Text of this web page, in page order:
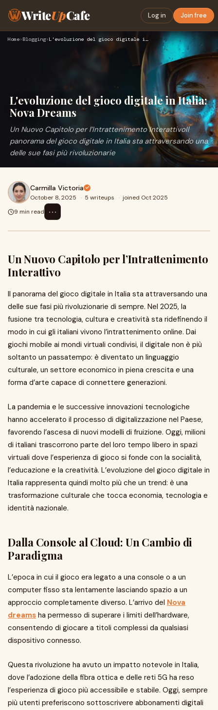
WriteUpCafe Log in Join free
Home› Blogging› L'evoluzione del gioco digitale in Italia: Nova Dreams
L'evoluzione del gioco digitale in Italia:
Nova Dreams
Un Nuovo Capitolo per l’Intrattenimento InterattivoIl
panorama del gioco digitale in Italia sta attraversando una
delle sue fasi più rivoluzionarie
Carmilla Victoria
October 8, 2025 · 5 writeups · joined Oct 2025
9 min read
⋯
Un Nuovo Capitolo per l’Intrattenimento
Interattivo
Il panorama del gioco digitale in Italia sta attraversando una
delle sue fasi più rivoluzionarie di sempre. Nel 2025, la
fusione tra tecnologia, cultura e creatività sta ridefinendo il
modo in cui gli italiani vivono l’intrattenimento online. Dai
giochi mobile ai mondi virtuali condivisi, il digitale non è più
soltanto un passatempo: è diventato un linguaggio
culturale, un settore economico in piena crescita e una
forma d’arte capace di connettere generazioni.
La pandemia e le successive innovazioni tecnologiche
hanno accelerato il processo di digitalizzazione nel Paese,
favorendo l’ascesa di nuovi modelli di fruizione. Oggi, milioni
di italiani trascorrono parte del loro tempo libero in spazi
virtuali dove l’esperienza di gioco si fonde con la socialità,
l’educazione e la creatività. L’evoluzione del gioco digitale in
Italia rappresenta quindi molto più che un trend: è una
trasformazione culturale che tocca economia, tecnologia e
identità nazionale.
Dalla Console al Cloud: Un Cambio di
Paradigma
L’epoca in cui il gioco era legato a una console o a un
computer fisso sta lentamente lasciando spazio a un
approccio completamente diverso. L’arrivo del Nova
dreams ha permesso di superare i limiti dell’hardware,
consentendo di giocare a titoli complessi da qualsiasi
dispositivo connesso.
Questa rivoluzione ha avuto un impatto notevole in Italia,
dove l’adozione della fibra ottica e delle reti 5G ha reso
l’esperienza di gioco più accessibile e stabile. Oggi, sempre
più utenti preferiscono sottoscrivere abbonamenti digitali